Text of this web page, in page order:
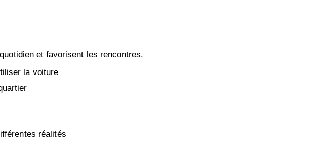
et favorisent les rencontres.
la voiture
réalités